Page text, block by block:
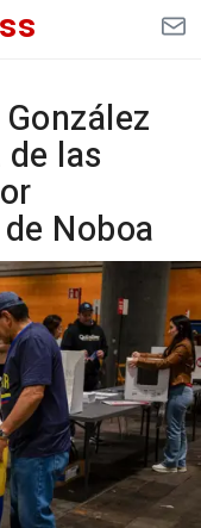
las
Noboa